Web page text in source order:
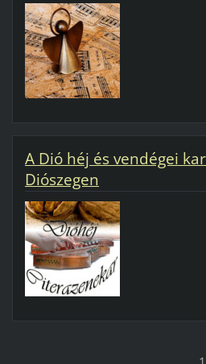
A Dió héj és vendégei
Diószegen